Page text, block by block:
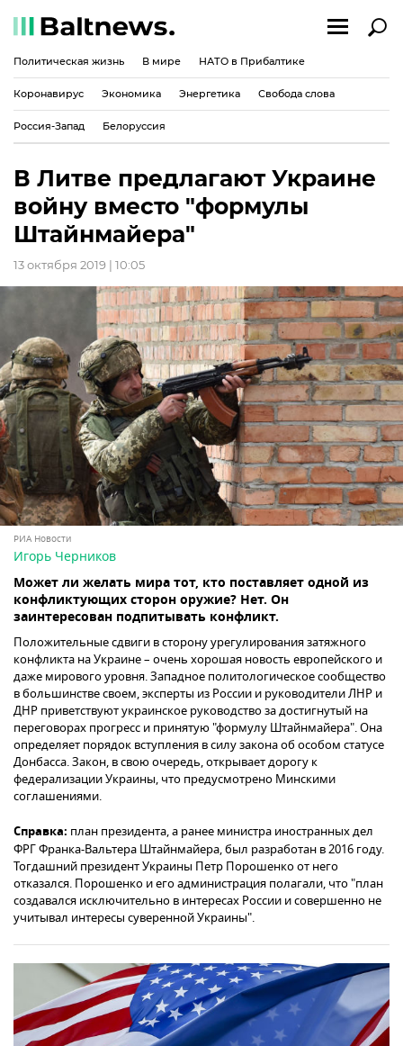
Политическая жизнь В мире НАТО в Прибалтике
Коронавирус Экономика Энергетика Свобода слова
Россия-Запад Белоруссия
В Литве предлагают Украине
войну вместо "формулы
Штайнмайера"
13 октября 2019 | 10:05
РИА Новости
Игорь Черников
Может ли желать мира тот, кто поставляет одной из
конфликтующих сторон оружие? Нет. Он
заинтересован подпитывать конфликт.
Положительные сдвиги в сторону урегулирования затяжного
конфликта на Украине – очень хорошая новость европейского и
даже мирового уровня. Западное политологическое сообщество
в большинстве своем, эксперты из России и руководители ЛНР и
ДНР приветствуют украинское руководство за достигнутый на
переговорах прогресс и принятую "формулу Штайнмайера". Она
определяет порядок вступления в силу закона об особом статусе
Донбасса. Закон, в свою очередь, открывает дорогу к
федерализации Украины, что предусмотрено Минскими
соглашениями.
Справка: план президента, а ранее министра иностранных дел
ФРГ Франка-Вальтера Штайнмайера, был разработан в 2016 году.
Тогдашний президент Украины Петр Порошенко от него
отказался. Порошенко и его администрация полагали, что "план
создавался исключительно в интересах России и совершенно не
учитывал интересы суверенной Украины".